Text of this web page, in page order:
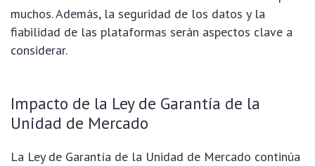
muchos. Además, la seguridad de los datos y la
fiabilidad de las plataformas serán aspectos clave a
considerar.
Impacto de la Ley de Garantía de la
Unidad de Mercado
La Ley de Garantía de la Unidad de Mercado continúa